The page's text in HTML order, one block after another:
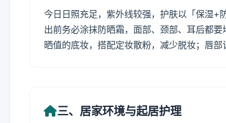
今日日照充足，紫外线较强，护肤以「保湿+
出前务必涂抹防晒霜，面部、颈部、耳后都
晒值的底妆，搭配定妆散粉，减少脱妆；唇部
三、居家环境与起居护理